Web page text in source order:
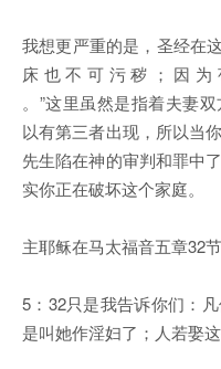
我想更严重的是，圣经在
床 也 不 可 污 秽 ； 因
。”这里虽然是指着夫妻
以有第三者出现，所以当
先生陷在神的审判和罪中
实你正在破坏这个家庭。
主耶稣在马太福音五章32
5：32只是我告诉你们：
是叫她作淫妇了；人若娶